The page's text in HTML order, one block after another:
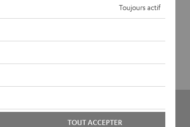
Toujours actif
TOUT ACCEPTER